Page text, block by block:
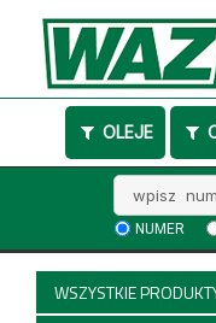
OLEJE
numer
NUMER
WSZYSTKIE